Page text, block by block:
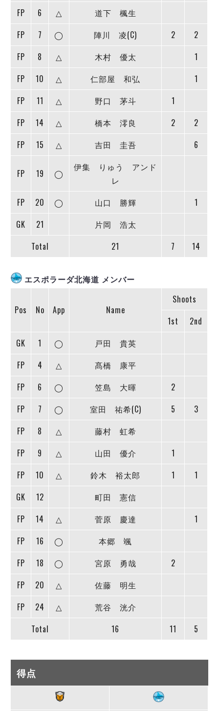
メットライフ生命Ｆリーグカップ 2026
試合日程・結果
アリーナ情報
チケット情報
Y．S．C．C．横浜
ヴィンセドール白山
デウソン神戸
ミラクルスマイル新居浜
ハットトリック
担当審判員
選手の通算記録（Ｆ１）
エスポラーダ北海道
フウガドールすみだ
しながわシティ
ペスカドーラ町田
ボアルース長野
シュライカー大阪
バサジィ大分
選手の通算記録（Ｆ２）
ヴォスクオーレ仙台
Y．S．C．C．横浜
アグレミーナ浜松
ポルセイド浜田
ミラクルスマイル新居浜
FOLLOW US!
FP
6 △
道下 楓生
FP
7 ◯ 陣川 凌(C) 2
2
FP
8 △ 木村 優太
1
FP
10 △ 仁部屋 和弘
1
FP
11 △ 野口 茅斗
1
FP
14 △ 橋本 澪良 2
2
FP
15 △ 吉田 圭吾 6
FP 19 ◯
伊集 りゅう アンド
レ
FP
20 ◯ 山口 勝輝
1
GK
21
片岡 浩太
Total
21 7 14
エスポラーダ北海道 メンバー
Pos No App Name
Shoots
1st
2nd
GK
1 ◯
戸田 貴英
FP
4 △
髙橋 康平
FP
6 ◯ 笠島 大暉
2
FP
7 ◯ 室田 祐希(C) 5
3
FP
8 △
藤村 虹希
FP
9 △ 山田 優介
1
FP
10 △ 鈴木 裕太郎 1
1
GK
12
町田 憲信
FP
14 △ 菅原 慶達
1
FP
16 ◯
本郷 颯
FP
18 ◯ 宮原 勇哉
2
FP
20 △
佐藤 明生
FP
24 △
荒谷 洸介
Total
16 11 5
得点